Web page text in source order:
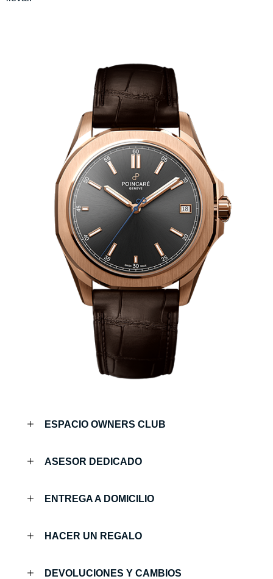
ESPACIO OWNERS CLUB
ASESOR DEDICADO
ENTREGA A DOMICILIO
HACER UN REGALO
DEVOLUCIONES Y CAMBIOS